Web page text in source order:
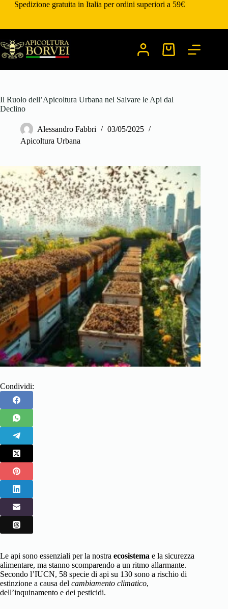
SaltaSpedizione gratuita in Italia per ordini superiori a 59€
Carrello
Il Ruolo dell’Apicoltura Urbana nel Salvare le Api dal
Declino
Alessandro Fabbri
03/05/2025
Apicoltura Urbana
Condividi:
Le api sono essenziali per la nostra ecosistema e la sicurezza
alimentare, ma stanno scomparendo a un ritmo allarmante.
Secondo l’IUCN, 58 specie di api su 130 sono a rischio di
estinzione a causa del cambiamento climatico,
dell’inquinamento e dei pesticidi.